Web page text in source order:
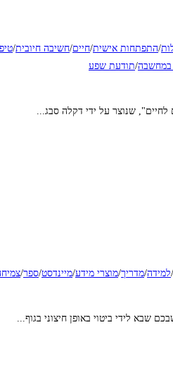
/התפתחות אישית/חיים/חשיבה חיובית/
במחשבה/תודעת שפע
שנוצר על ידי דקלה סבג...
/למידה/מדריך/מוצרי מידע/מיינדסט/ספר/
שבא לידי ביטוי באופן חיצוני בגוף...